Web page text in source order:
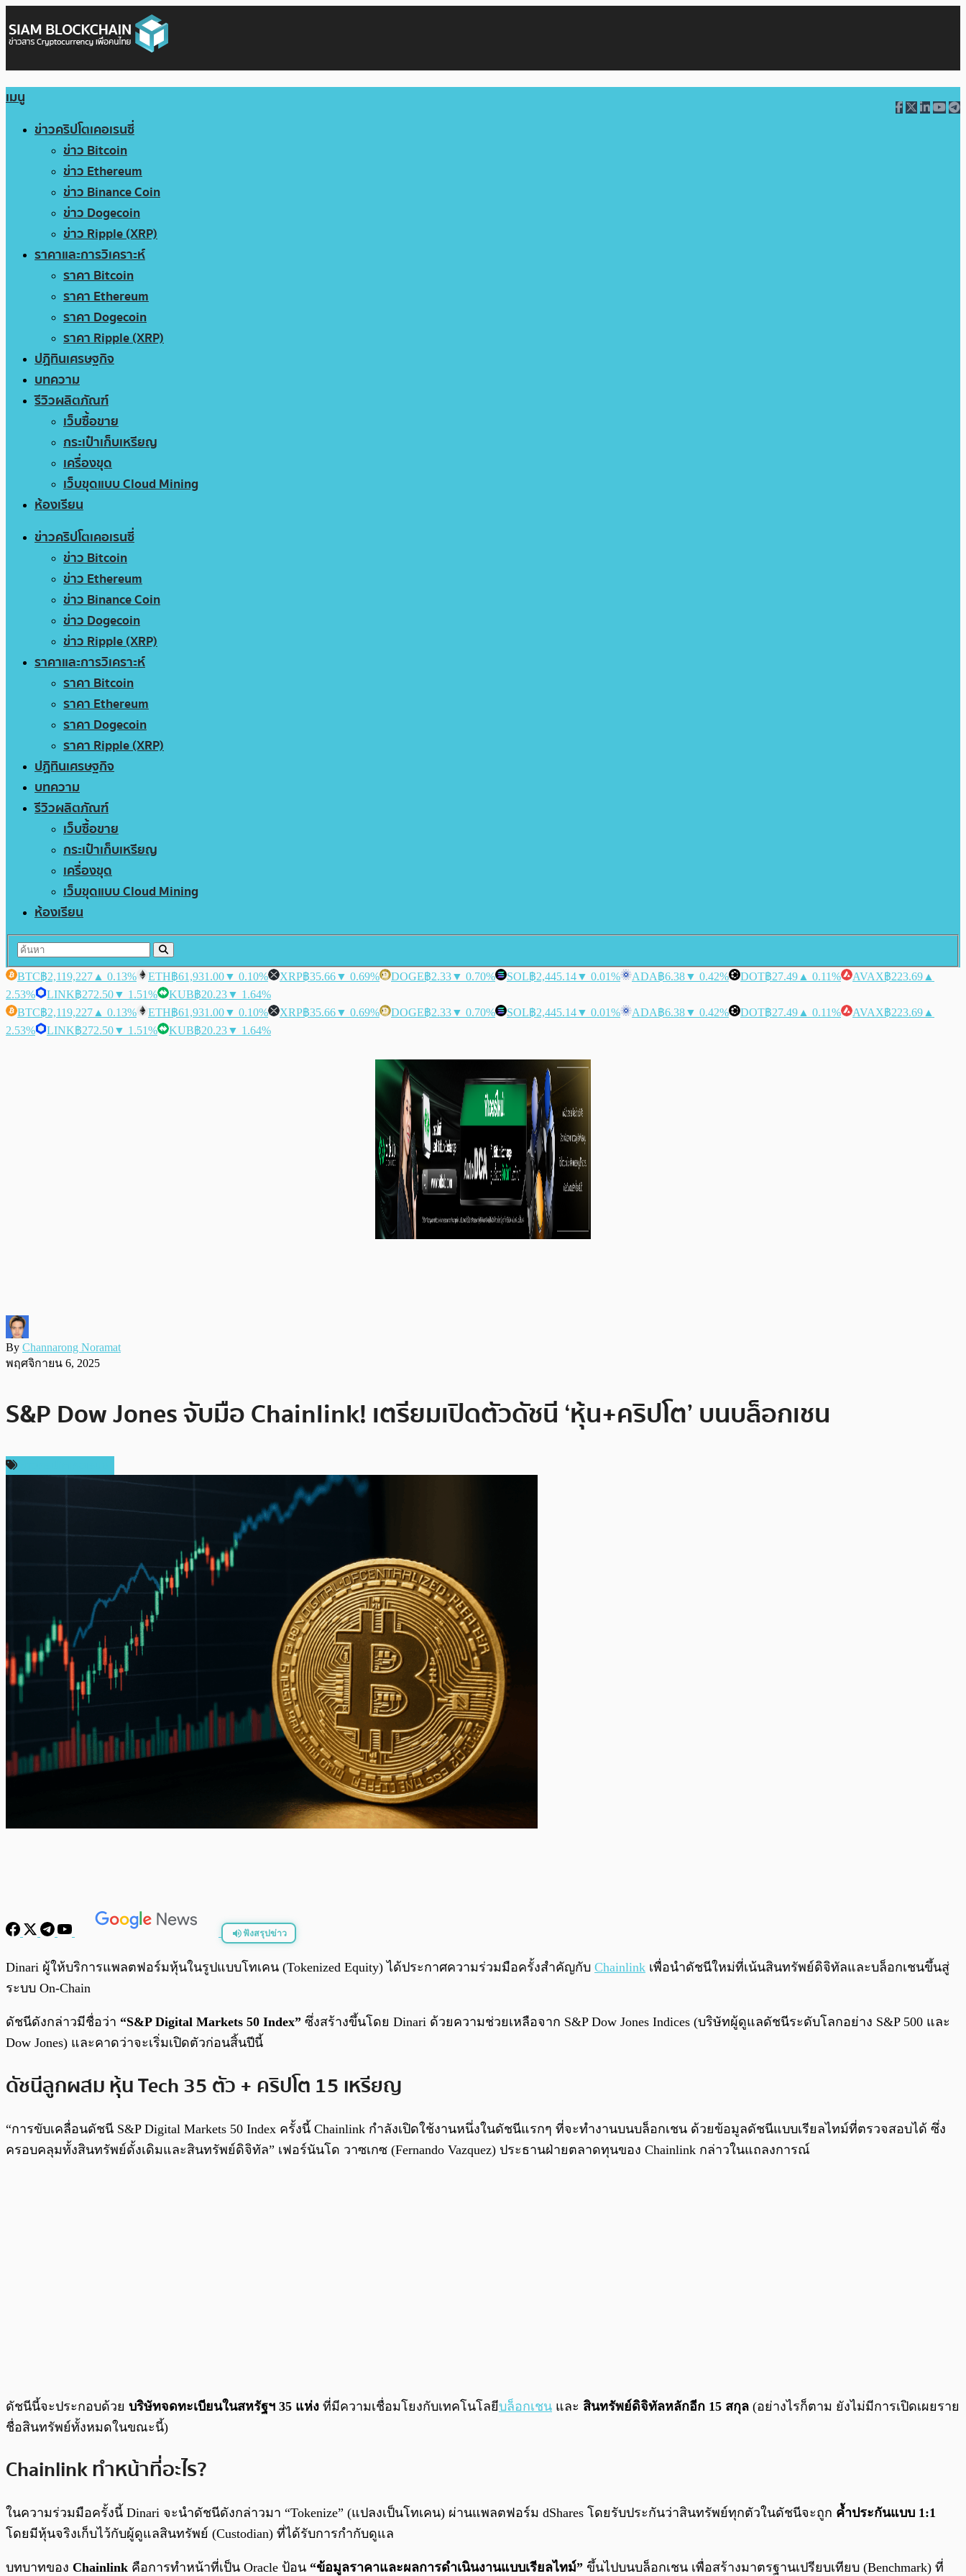
เมนู
ข่าวคริปโตเคอเรนซี่
ข่าว Bitcoin
ข่าว Ethereum
ข่าว Binance Coin
ข่าว Dogecoin
ข่าว Ripple (XRP)
ราคาและการวิเคราะห์
ราคา Bitcoin
ราคา Ethereum
ราคา Dogecoin
ราคา Ripple (XRP)
ปฏิทินเศรษฐกิจ
บทความ
รีวิวผลิตภัณฑ์
เว็บซื้อขาย
กระเป๋าเก็บเหรียญ
เครื่องขุด
เว็บขุดแบบ Cloud Mining
ห้องเรียน
ข่าวคริปโตเคอเรนซี่
ข่าว Bitcoin
ข่าว Ethereum
ข่าว Binance Coin
ข่าว Dogecoin
ข่าว Ripple (XRP)
ราคาและการวิเคราะห์
ราคา Bitcoin
ราคา Ethereum
ราคา Dogecoin
ราคา Ripple (XRP)
ปฏิทินเศรษฐกิจ
บทความ
รีวิวผลิตภัณฑ์
เว็บซื้อขาย
กระเป๋าเก็บเหรียญ
เครื่องขุด
เว็บขุดแบบ Cloud Mining
ห้องเรียน
BTC฿2,119,227 ▲ 0.13% ETH฿61,931.00▼ 0.10% XRP฿35.66▼ 0.69% DOGE฿2.33▼ 0.70% SOL฿2,445.14▼ 0.01% ADA฿6.38▼ 0.42% DOT฿27.49 ▲ 0.11% AVAX฿223.69 ▲
2.53%
LINK฿272.50▼ 1.51% KUB฿20.23▼ 1.64%
BTC฿2,119,227 ▲ 0.13% ETH฿61,931.00▼ 0.10% XRP฿35.66▼ 0.69% DOGE฿2.33▼ 0.70% SOL฿2,445.14▼ 0.01% ADA฿6.38▼ 0.42% DOT฿27.49 ▲ 0.11% AVAX฿223.69 ▲
2.53%
LINK฿272.50▼ 1.51% KUB฿20.23▼ 1.64%
By Channarong Noramat
พฤศจิกายน 6, 2025
S&P Dow Jones จับมือ Chainlink! เตรียมเปิดตัวดัชนี ‘หุ้น+คริปโต’ บนบล็อกเชน
ฟังสรุปข่าว
พร้อมเล่น /
Dinari ผู้ให้บริการแพลตฟอร์มหุ้นในรูปแบบโทเคน (Tokenized Equity) ได้ประกาศความร่วมมือครั้งสำคัญกับ Chainlink เพื่อนำดัชนีใหม่ที่เน้นสินทรัพย์ดิจิทัลและบล็อกเชนขึ้นสู่
ระบบ On-Chain
ดัชนีดังกล่าวมีชื่อว่า “S&P Digital Markets 50 Index” ซึ่งสร้างขึ้นโดย Dinari ด้วยความช่วยเหลือจาก S&P Dow Jones Indices (บริษัทผู้ดูแลดัชนีระดับโลกอย่าง S&P 500 และ
Dow Jones) และคาดว่าจะเริ่มเปิดตัวก่อนสิ้นปีนี้
ดัชนีลูกผสม หุ้น Tech 35 ตัว + คริปโต 15 เหรียญ
“การขับเคลื่อนดัชนี S&P Digital Markets 50 Index ครั้งนี้ Chainlink กำลังเปิดใช้งานหนึ่งในดัชนีแรกๆ ที่จะทำงานบนบล็อกเชน ด้วยข้อมูลดัชนีแบบเรียลไทม์ที่ตรวจสอบได้ ซึ่ง
ครอบคลุมทั้งสินทรัพย์ดั้งเดิมและสินทรัพย์ดิจิทัล” เฟอร์นันโด วาซเกซ (Fernando Vazquez) ประธานฝ่ายตลาดทุนของ Chainlink กล่าวในแถลงการณ์
ดัชนีนี้จะประกอบด้วย บริษัทจดทะเบียนในสหรัฐฯ 35 แห่ง ที่มีความเชื่อมโยงกับเทคโนโลยีบล็อกเชน และ สินทรัพย์ดิจิทัลหลักอีก 15 สกุล (อย่างไรก็ตาม ยังไม่มีการเปิดเผยราย
ชื่อสินทรัพย์ทั้งหมดในขณะนี้)
Chainlink ทำหน้าที่อะไร?
ในความร่วมมือครั้งนี้ Dinari จะนำดัชนีดังกล่าวมา “Tokenize” (แปลงเป็นโทเคน) ผ่านแพลตฟอร์ม dShares โดยรับประกันว่าสินทรัพย์ทุกตัวในดัชนีจะถูก ค้ำประกันแบบ 1:1
โดยมีหุ้นจริงเก็บไว้กับผู้ดูแลสินทรัพย์ (Custodian) ที่ได้รับการกำกับดูแล
บทบาทของ Chainlink คือการทำหน้าที่เป็น Oracle ป้อน “ข้อมูลราคาและผลการดำเนินงานแบบเรียลไทม์” ขึ้นไปบนบล็อกเชน เพื่อสร้างมาตรฐานเปรียบเทียบ (Benchmark) ที่